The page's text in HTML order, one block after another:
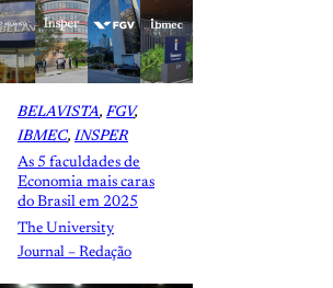
BELAVISTA, FGV
IBMEC, INSPER
As 5 faculdades de
Economia mais caras
do Brasil em 2025
The University
Journal – Redação